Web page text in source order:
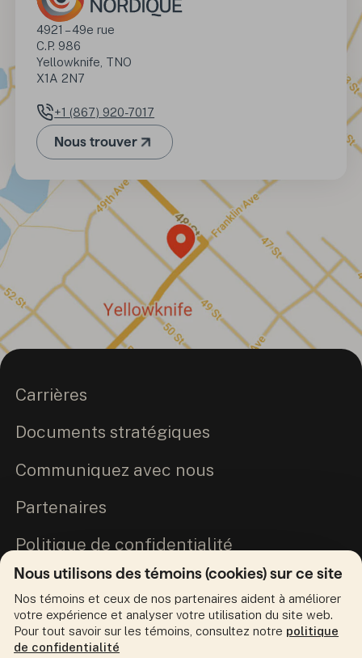
Nous utilisons des témoins (cookies) sur ce site
Nos témoins et ceux de nos partenaires aident à améliorer
votre expérience et analyser votre utilisation du site web.
Pour tout savoir sur les témoins, consultez notre politique
de confidentialité
Adresse
4921 – 49e rue
C.P. 986
Yellowknife, TNO
X1A 2N7
Numéro de téléphone
+1 (867) 920-7017
Nous trouver(Ouvre dans un nouvel onglet)
Carrières
Documents stratégiques
Communiquez avec nous
Partenaires
Politique de confidentialité
Engagement envers la vérité et la
réconciliation